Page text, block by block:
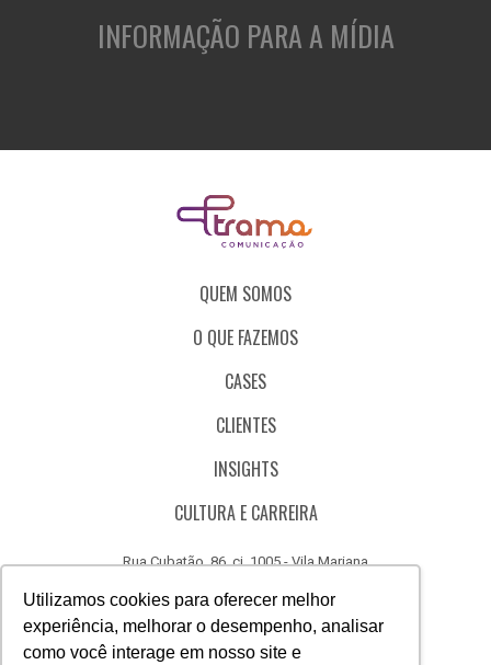
Utilizamos cookies para oferecer melhor
experiência, melhorar o desempenho, analisar
como você interage em nosso site e
INFORMAÇÃO PARA A MÍDIA
QUEM SOMOS
O QUE FAZEMOS
CASES
CLIENTES
INSIGHTS
CULTURA E CARREIRA
Rua Cubatão, 86, cj. 1005 - Vila Mariana
CÓDIGO DE ÉTICA